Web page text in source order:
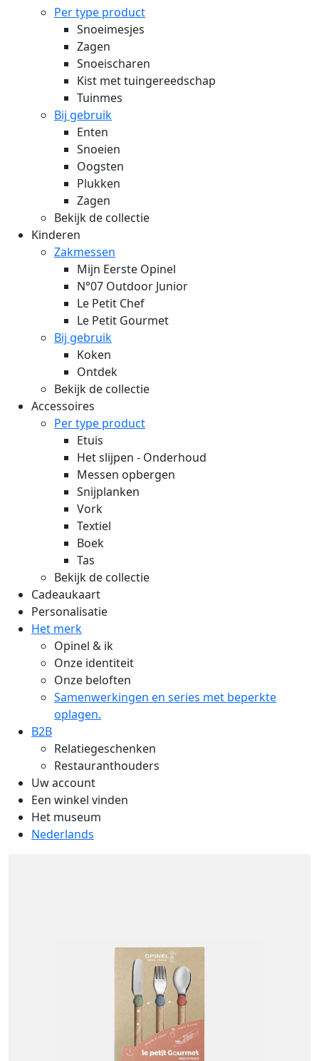
Per type product
Snoeimesjes
Zagen
Snoeischaren
Kist met tuingereedschap
Tuinmes
Bij gebruik
Enten
Snoeien
Oogsten
Plukken
Zagen
Bekijk de collectie
Kinderen
Zakmessen
Mijn Eerste Opinel
N°07 Outdoor Junior
Le Petit Chef
Le Petit Gourmet
Bij gebruik
Koken
Ontdek
Bekijk de collectie
Accessoires
Per type product
Etuis
Het slijpen - Onderhoud
Messen opbergen
Snijplanken
Vork
Textiel
Boek
Tas
Bekijk de collectie
Cadeaukaart
Personalisatie
Het merk
Opinel & ik
Onze identiteit
Onze beloften
Samenwerkingen en series met beperkte
oplagen.
B2B
Relatiegeschenken
Restauranthouders
Uw account
Een winkel vinden
Het museum
Nederlands